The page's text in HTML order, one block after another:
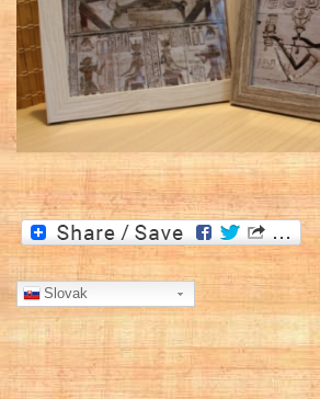
Slovak